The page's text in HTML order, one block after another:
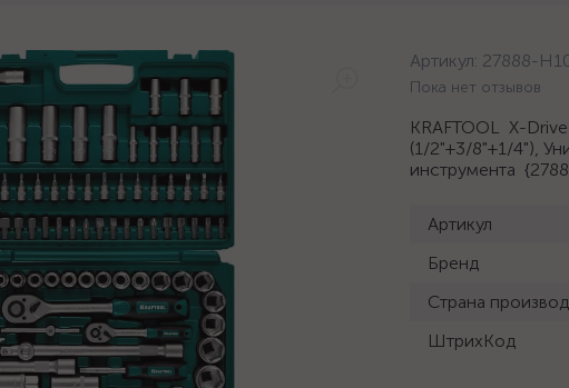
Артикул: 27888-
Пока нет отзывов
KRAFTOOL X-
(1/2"+3/8"+1/4"),
инструмента
Артикул
Бренд
Страна
ШтрихКод